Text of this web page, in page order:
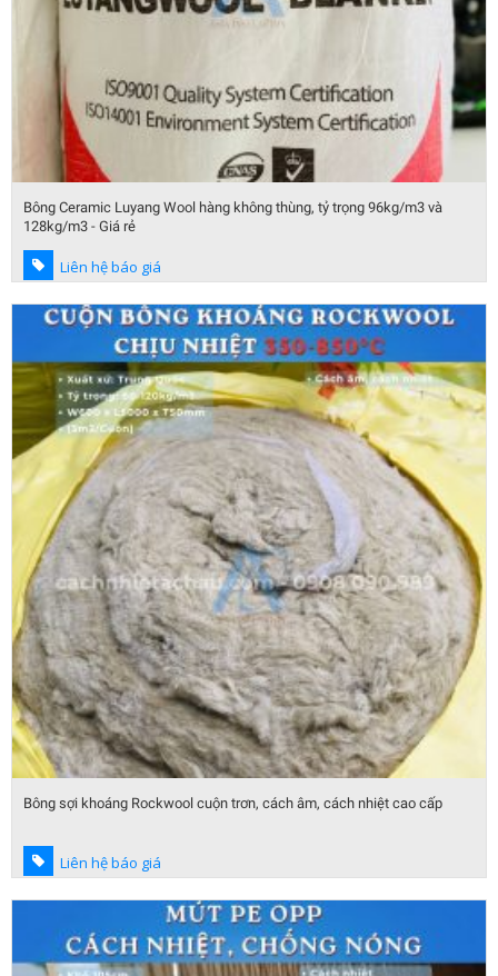
Bông Ceramic Luyang Wool hàng không thùng, tỷ trọng 96kg/m3 và
128kg/m3 - Giá rẻ
Liên hệ báo giá
Bông sợi khoáng Rockwool cuộn trơn, cách âm, cách nhiệt cao cấp
Liên hệ báo giá